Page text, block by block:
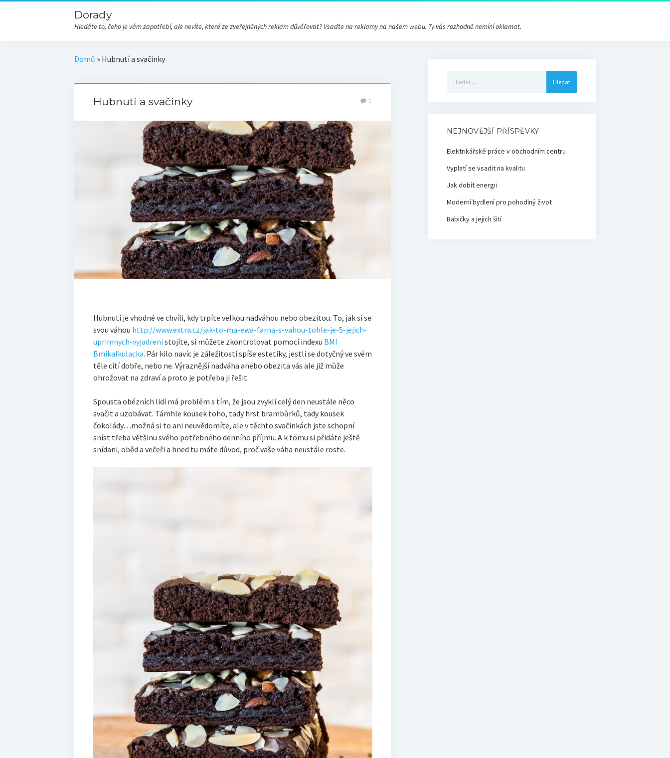
Dorady
Hledáte to, čeho je vám zapotřebí, ale nevíte, které ze zveřejněných reklam důvěřovat? Vsaďte na reklamy na našem webu. Ty vás rozhodně nemíní oklamat.
Domů » Hubnutí a svačinky
Hubnutí a svačinky 0
Hubnutí je vhodné ve chvíli, kdy trpíte velkou nadváhou nebo obezitou. To, jak si se
svou váhou http://www.extra.cz/jak-to-ma-ewa-farna-s-vahou-tohle-je-5-jejich-
uprimnych-vyjadreni stojíte, si můžete zkontrolovat pomocí indexu BMI
Bmikalkulacka. Pár kilo navíc je záležitostí spíše estetiky, jestli se dotyčný ve svém
těle cítí dobře, nebo ne. Výraznější nadváha anebo obezita vás ale již může
ohrožovat na zdraví a proto je potřeba ji řešit.
Spousta obézních lidí má problém s tím, že jsou zvyklí celý den neustále něco
svačit a uzobávat. Támhle kousek toho, tady hrst brambůrků, tady kousek
čokolády…možná si to ani neuvědomíte, ale v těchto svačinkách jste schopní
sníst třeba většinu svého potřebného denního příjmu. A k tomu si přidáte ještě
snídani, oběd a večeři a hned tu máte důvod, proč vaše váha neustále roste.
NEJNOVĚJŠÍ PŘÍSPĚVKY
Elektrikářské práce v obchodním centru
Vyplatí se vsadit na kvalitu
Jak dobít energii
Moderní bydlení pro pohodlný život
Babičky a jejich šití